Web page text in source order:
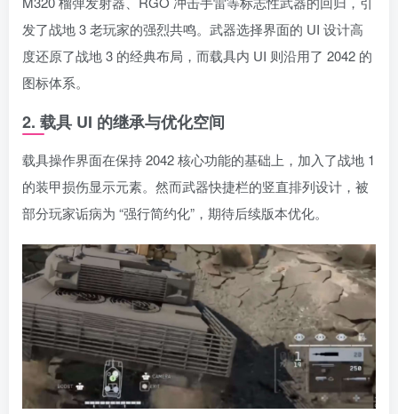
发了战地 3 老玩家的强烈共鸣。武器选择界面的 UI 设计高
度还原了战地 3 的经典布局，而载具内 UI 则沿用了 2042 的
图标体系。
2. 载具 UI 的继承与优化空间
载具操作界面在保持 2042 核心功能的基础上，加入了战地 1
的装甲损伤显示元素。然而武器快捷栏的竖直排列设计，被
部分玩家诟病为 “强行简约化”，期待后续版本优化。